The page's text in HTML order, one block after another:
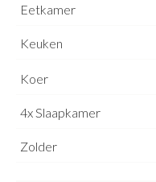
Eetkamer
Keuken
Koer
4x Slaapkamer
Zolder